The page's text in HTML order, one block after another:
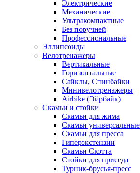
Электрические
Механические
Ультракомпактные
Без поручней
Профессиональные
Эллипсоиды
Велотренажеры
Вертикальные
Горизонтальные
Сайклы, Спинбайки
Минивелотренажеры
Airbike (Эйрбайк)
Скамьи и стойки
Скамьи для жима
Скамьи универсальные
Скамьи для пресса
Гиперэкстензии
Скамьи Скотта
Стойки для приседа
Турник-брусья-пресс